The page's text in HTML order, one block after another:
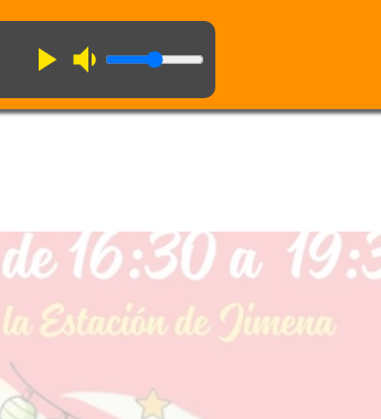
play_arrow volume_down